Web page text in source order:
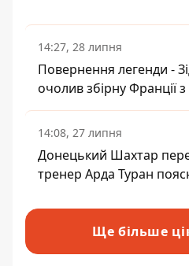
14:27, 28 липня
Повернення легенди -
очолив збірну Франції
14:08, 27 липня
Донецький Шахтар
тренер Арда Туран
Ще більше